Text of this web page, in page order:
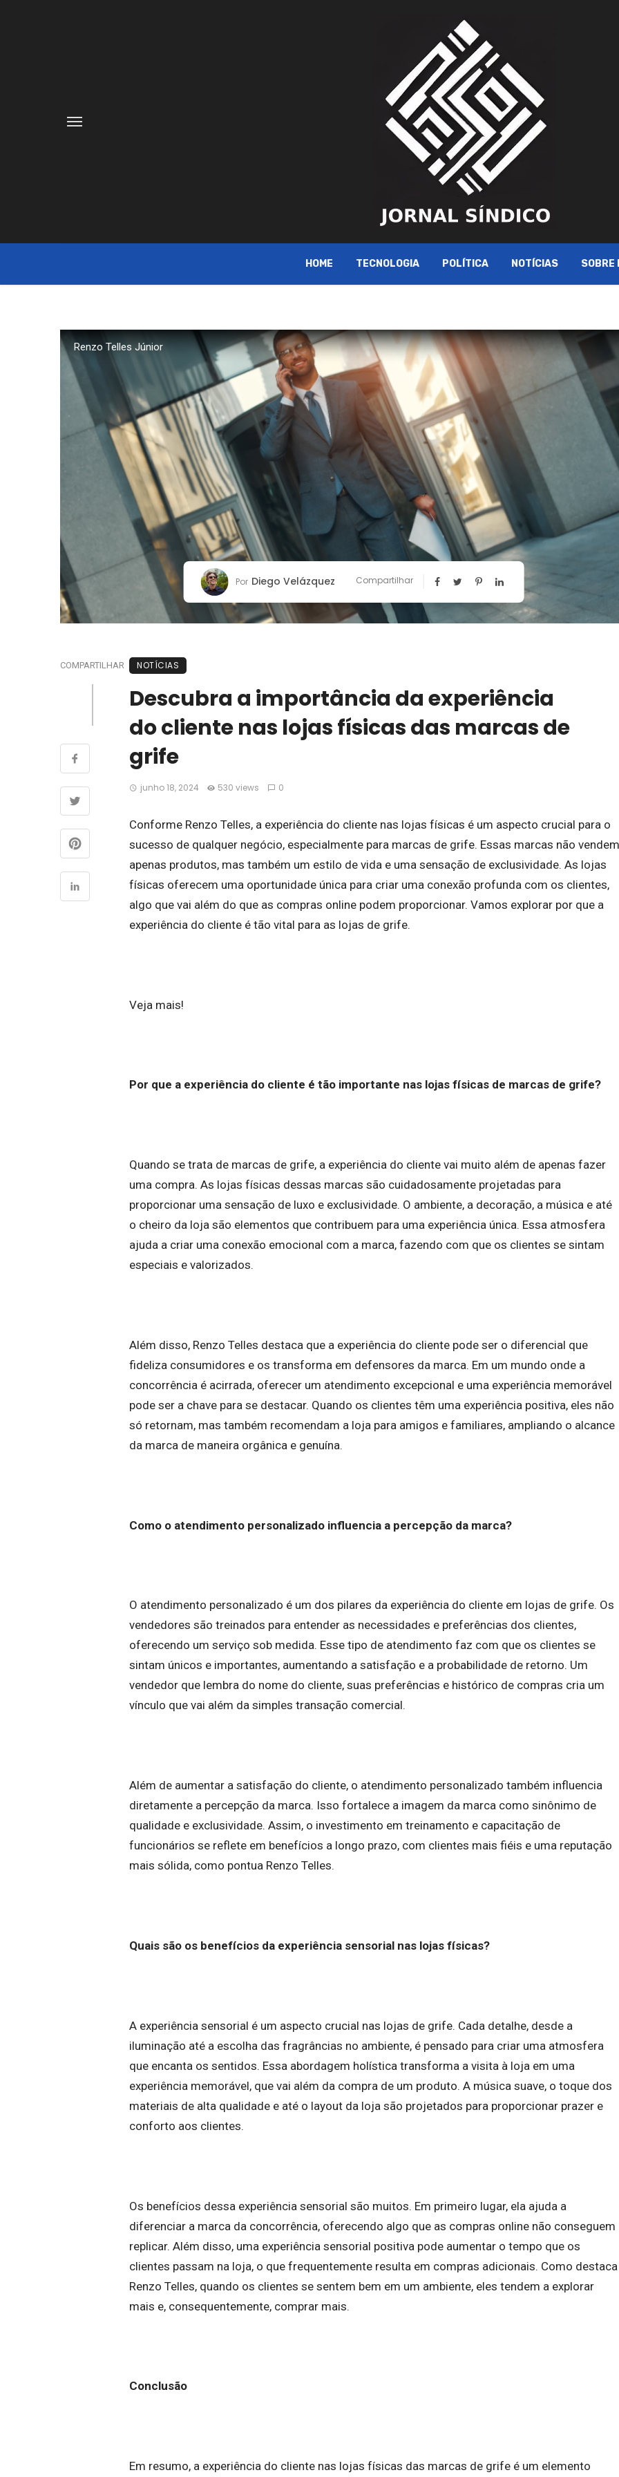
HOME TECNOLOGIA POLÍTICA NOTÍCIAS SOBRE
Renzo Telles Júnior
Por Diego Velázquez Compartilhar
COMPARTILHAR NOTÍCIAS
Descubra a importância da experiência
do cliente nas lojas físicas das marcas de
grife
junho 18, 2024 530 views 0
Conforme Renzo Telles, a experiência do cliente nas lojas físicas é um aspecto crucial para o
sucesso de qualquer negócio, especialmente para marcas de grife. Essas marcas não vendem
apenas produtos, mas também um estilo de vida e uma sensação de exclusividade. As lojas
físicas oferecem uma oportunidade única para criar uma conexão profunda com os clientes,
algo que vai além do que as compras online podem proporcionar. Vamos explorar por que a
experiência do cliente é tão vital para as lojas de grife.
Veja mais!
Por que a experiência do cliente é tão importante nas lojas físicas de marcas de grife?
Quando se trata de marcas de grife, a experiência do cliente vai muito além de apenas fazer
uma compra. As lojas físicas dessas marcas são cuidadosamente projetadas para
proporcionar uma sensação de luxo e exclusividade. O ambiente, a decoração, a música e até
o cheiro da loja são elementos que contribuem para uma experiência única. Essa atmosfera
ajuda a criar uma conexão emocional com a marca, fazendo com que os clientes se sintam
especiais e valorizados.
Além disso, Renzo Telles destaca que a experiência do cliente pode ser o diferencial que
fideliza consumidores e os transforma em defensores da marca. Em um mundo onde a
concorrência é acirrada, oferecer um atendimento excepcional e uma experiência memorável
pode ser a chave para se destacar. Quando os clientes têm uma experiência positiva, eles não
só retornam, mas também recomendam a loja para amigos e familiares, ampliando o alcance
da marca de maneira orgânica e genuína.
Como o atendimento personalizado influencia a percepção da marca?
O atendimento personalizado é um dos pilares da experiência do cliente em lojas de grife. Os
vendedores são treinados para entender as necessidades e preferências dos clientes,
oferecendo um serviço sob medida. Esse tipo de atendimento faz com que os clientes se
sintam únicos e importantes, aumentando a satisfação e a probabilidade de retorno. Um
vendedor que lembra do nome do cliente, suas preferências e histórico de compras cria um
vínculo que vai além da simples transação comercial.
Além de aumentar a satisfação do cliente, o atendimento personalizado também influencia
diretamente a percepção da marca. Isso fortalece a imagem da marca como sinônimo de
qualidade e exclusividade. Assim, o investimento em treinamento e capacitação de
funcionários se reflete em benefícios a longo prazo, com clientes mais fiéis e uma reputação
mais sólida, como pontua Renzo Telles.
Quais são os benefícios da experiência sensorial nas lojas físicas?
A experiência sensorial é um aspecto crucial nas lojas de grife. Cada detalhe, desde a
iluminação até a escolha das fragrâncias no ambiente, é pensado para criar uma atmosfera
que encanta os sentidos. Essa abordagem holística transforma a visita à loja em uma
experiência memorável, que vai além da compra de um produto. A música suave, o toque dos
materiais de alta qualidade e até o layout da loja são projetados para proporcionar prazer e
conforto aos clientes.
Os benefícios dessa experiência sensorial são muitos. Em primeiro lugar, ela ajuda a
diferenciar a marca da concorrência, oferecendo algo que as compras online não conseguem
replicar. Além disso, uma experiência sensorial positiva pode aumentar o tempo que os
clientes passam na loja, o que frequentemente resulta em compras adicionais. Como destaca
Renzo Telles, quando os clientes se sentem bem em um ambiente, eles tendem a explorar
mais e, consequentemente, comprar mais.
Conclusão
Em resumo, a experiência do cliente nas lojas físicas das marcas de grife é um elemento